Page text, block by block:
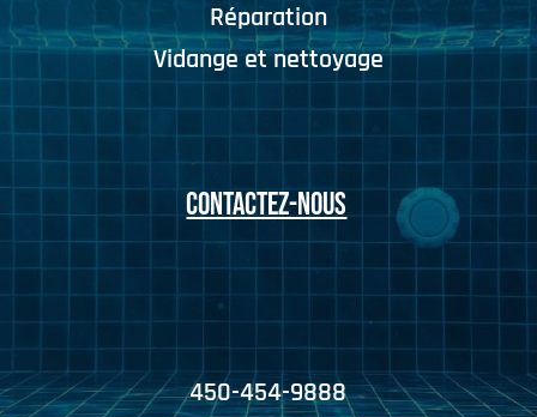
Réparation
Vidange et nettoyage
CONTACTEZ-NOUS
450-454-9888